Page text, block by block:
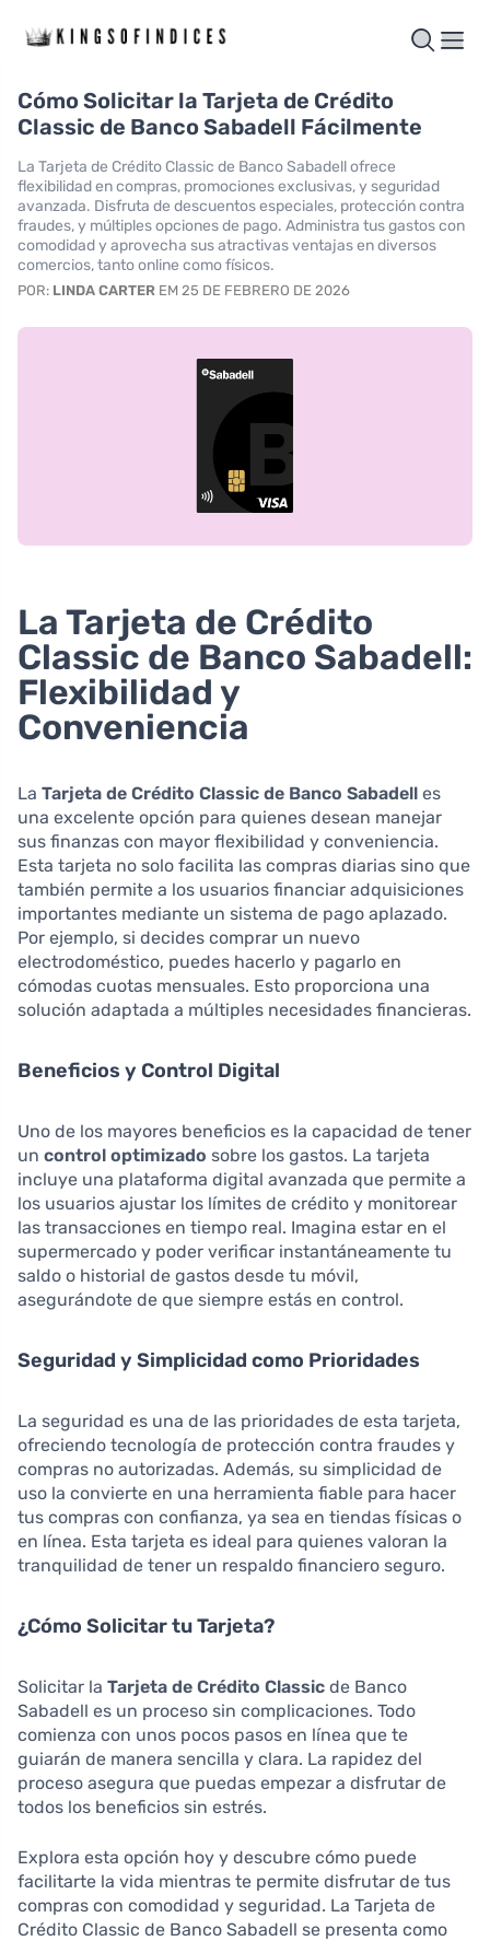
Cómo Solicitar la Tarjeta de Crédito
Classic de Banco Sabadell Fácilmente
La Tarjeta de Crédito Classic de Banco Sabadell ofrece
flexibilidad en compras, promociones exclusivas, y seguridad
avanzada. Disfruta de descuentos especiales, protección contra
fraudes, y múltiples opciones de pago. Administra tus gastos con
comodidad y aprovecha sus atractivas ventajas en diversos
comercios, tanto online como físicos.
POR: LINDA CARTER EM 25 DE FEBRERO DE 2026
La Tarjeta de Crédito
Classic de Banco Sabadell:
Flexibilidad y
Conveniencia
La Tarjeta de Crédito Classic de Banco Sabadell es
una excelente opción para quienes desean manejar
sus finanzas con mayor flexibilidad y conveniencia.
Esta tarjeta no solo facilita las compras diarias sino que
también permite a los usuarios financiar adquisiciones
importantes mediante un sistema de pago aplazado.
Por ejemplo, si decides comprar un nuevo
electrodoméstico, puedes hacerlo y pagarlo en
cómodas cuotas mensuales. Esto proporciona una
solución adaptada a múltiples necesidades financieras.
Beneficios y Control Digital
Uno de los mayores beneficios es la capacidad de tener
un control optimizado sobre los gastos. La tarjeta
incluye una plataforma digital avanzada que permite a
los usuarios ajustar los límites de crédito y monitorear
las transacciones en tiempo real. Imagina estar en el
supermercado y poder verificar instantáneamente tu
saldo o historial de gastos desde tu móvil,
asegurándote de que siempre estás en control.
Seguridad y Simplicidad como Prioridades
La seguridad es una de las prioridades de esta tarjeta,
ofreciendo tecnología de protección contra fraudes y
compras no autorizadas. Además, su simplicidad de
uso la convierte en una herramienta fiable para hacer
tus compras con confianza, ya sea en tiendas físicas o
en línea. Esta tarjeta es ideal para quienes valoran la
tranquilidad de tener un respaldo financiero seguro.
¿Cómo Solicitar tu Tarjeta?
Solicitar la Tarjeta de Crédito Classic de Banco
Sabadell es un proceso sin complicaciones. Todo
comienza con unos pocos pasos en línea que te
guiarán de manera sencilla y clara. La rapidez del
proceso asegura que puedas empezar a disfrutar de
todos los beneficios sin estrés.
Explora esta opción hoy y descubre cómo puede
facilitarte la vida mientras te permite disfrutar de tus
compras con comodidad y seguridad. La Tarjeta de
Crédito Classic de Banco Sabadell se presenta como